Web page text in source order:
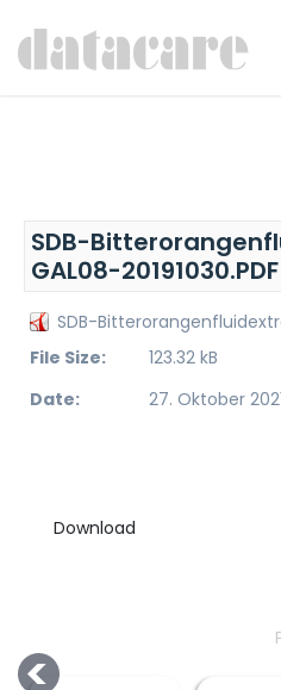
SDB-
GAL08-20191030.PDF
SDB-
File Size:
123.32 kB
Date:
27. Oktober